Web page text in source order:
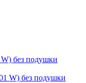
W) без подушки